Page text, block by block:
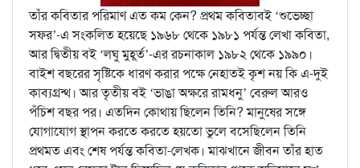
তাঁর কবিতার পরিমাণ এত কম কেন? প্রথম কবিতাবই ‘শুভেচ্ছা
সফর’-এ সংকলিত হয়েছে ১৯৬৮ থেকে ১৯৮১ পর্যন্ত লেখা কবিতা,
আর দ্বিতীয় বই ‘লঘু মুহূর্ত’-এর রচনাকাল ১৯৮২ থেকে ১৯৯০।
বাইশ বছরের সৃষ্টিকে ধারণ করার পক্ষে নেহাতই কৃশ নয় কি এ-দুই
কাব্যগ্রন্থ। আর তৃতীয় বই ‘ভাঙা অক্ষরে রামধনু’ বেরুল আরও
পঁচিশ বছর পর। এতদিন কোথায় ছিলেন তিনি? মানুষের সঙ্গে
যোগাযোগ স্থাপন করতে করতে হয়তো ভুলে বসেছিলেন তিনি
প্রথমত এবং শেষ পর্যন্ত কবিতা-লেখক। মাঝখানে জীবন তাঁর হাত